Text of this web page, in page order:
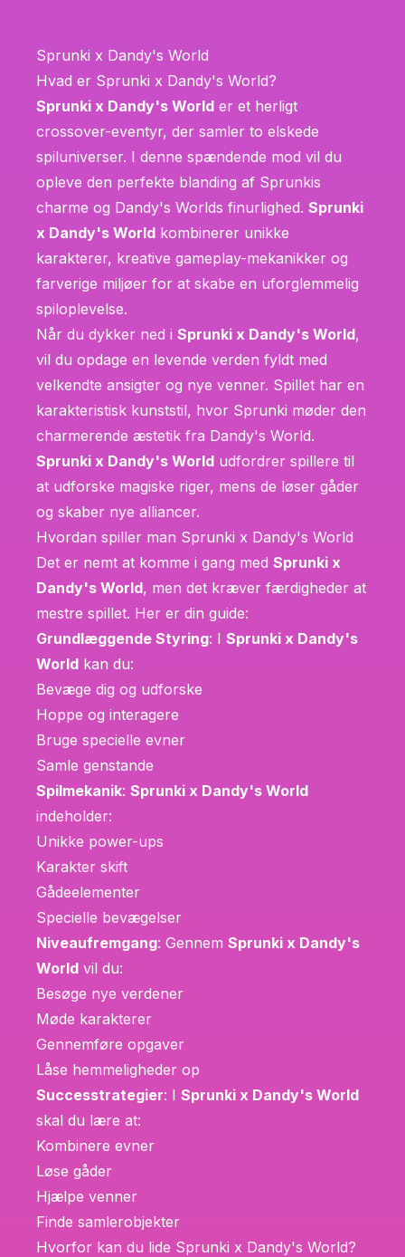
Sprunki x Dandy's World
Hvad er Sprunki x Dandy's World?
Sprunki x Dandy's World er et herligt
crossover-eventyr, der samler to elskede
spiluniverser. I denne spændende mod vil du
opleve den perfekte blanding af Sprunkis
charme og Dandy's Worlds finurlighed. Sprunki
x Dandy's World kombinerer unikke
karakterer, kreative gameplay-mekanikker og
farverige miljøer for at skabe en uforglemmelig
spiloplevelse.
Når du dykker ned i Sprunki x Dandy's World,
vil du opdage en levende verden fyldt med
velkendte ansigter og nye venner. Spillet har en
karakteristisk kunststil, hvor Sprunki møder den
charmerende æstetik fra Dandy's World.
Sprunki x Dandy's World udfordrer spillere til
at udforske magiske riger, mens de løser gåder
og skaber nye alliancer.
Hvordan spiller man Sprunki x Dandy's World
Det er nemt at komme i gang med Sprunki x
Dandy's World, men det kræver færdigheder at
mestre spillet. Her er din guide:
Grundlæggende Styring: I Sprunki x Dandy's
World kan du:
Bevæge dig og udforske
Hoppe og interagere
Bruge specielle evner
Samle genstande
Spilmekanik: Sprunki x Dandy's World
indeholder:
Unikke power-ups
Karakter skift
Gådeelementer
Specielle bevægelser
Niveaufremgang: Gennem Sprunki x Dandy's
World vil du:
Besøge nye verdener
Møde karakterer
Gennemføre opgaver
Låse hemmeligheder op
Successtrategier: I Sprunki x Dandy's World
skal du lære at:
Kombinere evner
Løse gåder
Hjælpe venner
Finde samlerobjekter
Hvorfor kan du lide Sprunki x Dandy's World?